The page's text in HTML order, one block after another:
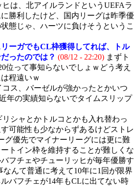
は、北アイルランドというUEFAラ
勝利したけど、国内リーグは昨季優
態じゃ、ハーツに負けそうというこ
ーガでもCL枠獲得してれば、トル
ったのでは？ (08/12 - 22:20) まずト
位って事知らないでしょｗどう考え
程遠いｗ
コス、バーゼルが強かったとかいつ
年の実績知らないでタイムスリップ
リシャとかトルコとかも入れ替わっ
可能性も少なからずあるけどストレ
グ優先でマイナーリーグには更に難
トイン枠を維持することが難しくな
フチェやチューリッヒが毎年優勝す
んて普通に考えて10年に1回が限界
バフチェが14年もCLに出てない時